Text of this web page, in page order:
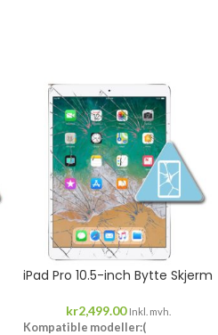
iPad Pro 10.5-inch Bytte Skjerm
kr2,499.00 Inkl. mvh.
Kompatible modeller:(